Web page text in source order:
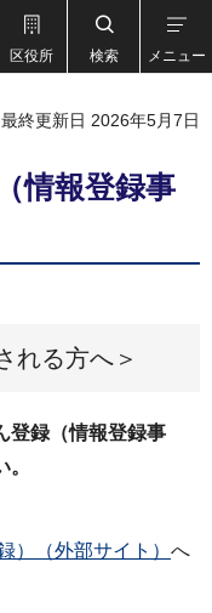
区役所 検索 メニュー
最終更新日 2026年5月7日
情報登録事
れる方へ＞
登録（情報登録事
）（外部サイト） へ